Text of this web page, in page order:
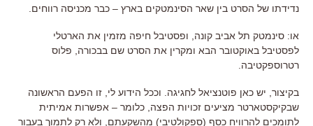
נדידתו של הסרט בין שאר הסינמטקים בארץ – כבר מכניסה רווחים.
או: סינמטק תל אביב קונה, ופסטיבל חיפה מזמין את הארטלי
לפסטיבל באוקטובר הבא ומקרין את הסרט שם בבכורה, פלוס
רטרוספקטיבה.
בקיצור, יש כאן פוטנציאל לחגיגה. וככל הידוע לי, זו הפעם הראשונה
שבקיקסטארטר מציעים זכויות הפצה, כלומר – אפשרות אמיתית
לתומכים להרוויח כסף (ספקולטיבי) מהשקעתם, ולא רק לתמוך בעבור